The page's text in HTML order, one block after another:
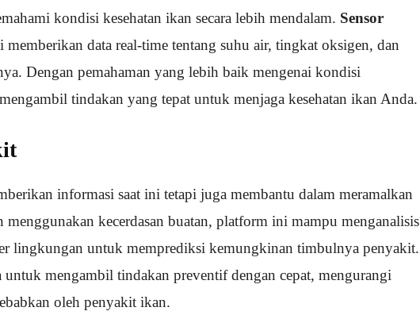
kondisi kesehatan ikan secara lebih mendalam. Sensor
memberikan data real-time tentang suhu air, tingkat oksigen, dan
Dengan pemahaman yang lebih baik mengenai kondisi
tindakan yang tepat untuk menjaga kesehatan ikan Anda.
informasi saat ini tetapi juga membantu dalam meramalkan
kecerdasan buatan, platform ini mampu menganalisis
lingkungan untuk memprediksi kemungkinan timbulnya penyakit.
mengambil tindakan preventif dengan cepat, mengurangi
oleh penyakit ikan.